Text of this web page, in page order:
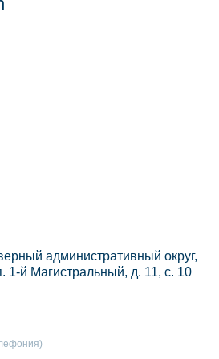
административный округ,
1-й Магистральный, д. 11, с. 10